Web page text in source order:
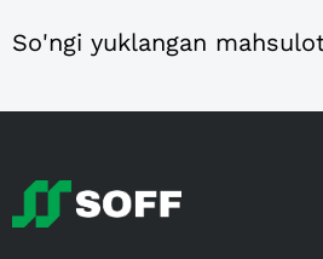
So'ngi yuklangan